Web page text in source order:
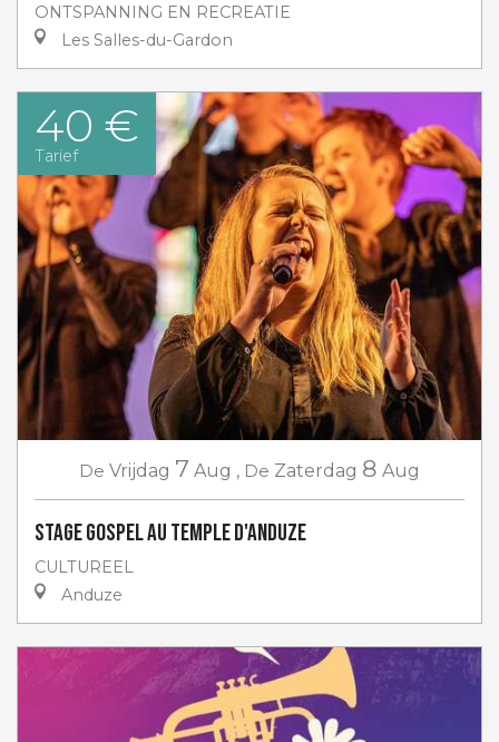
ONTSPANNING EN RECREATIE
Les Salles-du-Gardon
40 €
Tarief
De Vrijdag 7 Aug , De Zaterdag 8 Aug
Stage gospel au Temple d'Anduze
CULTUREEL
Anduze